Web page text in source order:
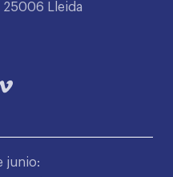
25006 Lleida
junio: